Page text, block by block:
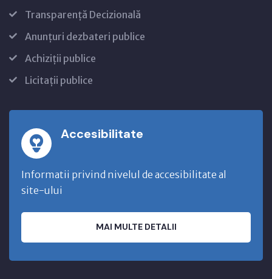
Transparență Decizională
Anunțuri dezbateri publice
Achiziții publice
Licitații publice
Accesibilitate
Informatii privind nivelul de accesibilitate al
site-ului
MAI MULTE DETALII